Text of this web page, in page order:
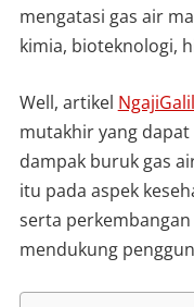
mengatasi gas air
kimia, bioteknologi,
Well, artikel
mutakhir yang
dampak buruk gas
itu pada aspek
serta
mendukung